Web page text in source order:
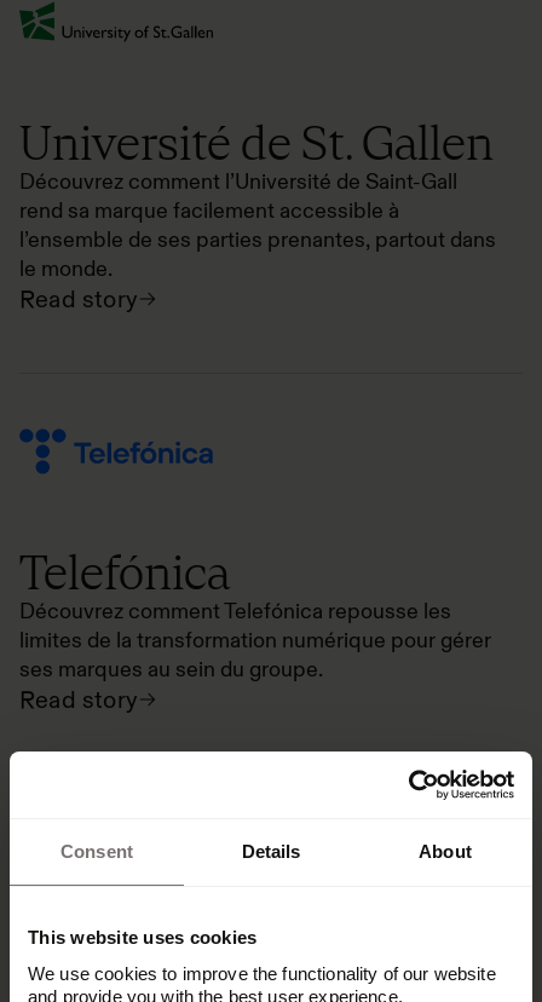
Consent Details About
This website uses cookies
We use cookies to improve the functionality of our website
and provide you with the best user experience.
Université de St. Gallen
Découvrez comment l’Université de Saint-Gall
rend sa marque facilement accessible à
l’ensemble de ses parties prenantes, partout dans
le monde.
Read story
Telefónica
Découvrez comment Telefónica repousse les
limites de la transformation numérique pour gérer
ses marques au sein du groupe.
Read story
Kuehne+Nagel